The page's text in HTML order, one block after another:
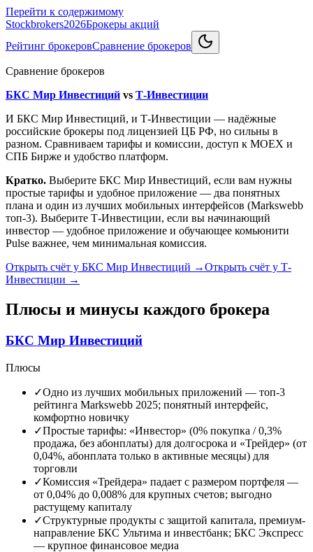
Перейти к содержимому
Stockbrokers2026Брокеры акций
Рейтинг брокеровСравнение брокеров
Сравнение брокеров
БКС Мир Инвестиций vs Т-Инвестиции
И БКС Мир Инвестиций, и Т-Инвестиции — надёжные
российские брокеры под лицензией ЦБ РФ, но сильны в
разном. Сравниваем тарифы и комиссии, доступ к MOEX и
СПБ Бирже и удобство платформ.
Кратко. Выберите БКС Мир Инвестиций, если вам нужны
простые тарифы и удобное приложение — два понятных
плана и один из лучших мобильных интерфейсов (Markswebb
топ-3). Выберите Т-Инвестиции, если вы начинающий
инвестор — удобное приложение и обучающее комьюнити
Pulse важнее, чем минимальная комиссия.
Открыть счёт у БКС Мир Инвестиций →Открыть счёт у Т-
Инвестиции →
Плюсы и минусы каждого брокера
БКС Мир Инвестиций
Плюсы
✓Одно из лучших мобильных приложений — топ-3
рейтинга Markswebb 2025; понятный интерфейс,
комфортно новичку
✓Простые тарифы: «Инвестор» (0% покупка / 0,3%
продажа, без абонплаты) для долгосрока и «Трейдер» (от
0,04%, абонплата только в активные месяцы) для
торговли
✓Комиссия «Трейдера» падает с размером портфеля —
от 0,04% до 0,008% для крупных счетов; выгодно
растущему капиталу
✓Структурные продукты с защитой капитала, премиум-
направление БКС Ультима и инвестбанк; БКС Экспресс
— крупное финансовое медиа